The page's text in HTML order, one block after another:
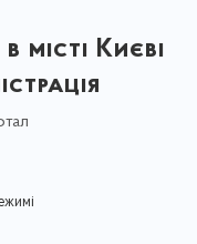
місті Києві